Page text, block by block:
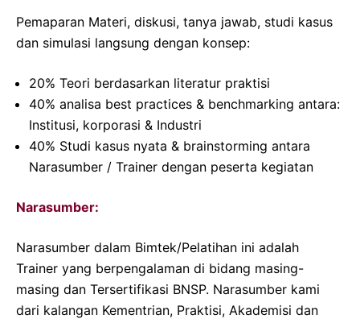
Pemaparan Materi, diskusi, tanya jawab, studi kasus
dan simulasi langsung dengan konsep:
20% Teori berdasarkan literatur praktisi
40% analisa best practices & benchmarking antara:
Institusi, korporasi & Industri
40% Studi kasus nyata & brainstorming antara
Narasumber / Trainer dengan peserta kegiatan
Narasumber:
Narasumber dalam Bimtek/Pelatihan ini adalah
Trainer yang berpengalaman di bidang masing-
masing dan Tersertifikasi BNSP. Narasumber kami
dari kalangan Kementrian, Praktisi, Akademisi dan